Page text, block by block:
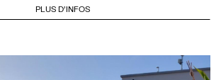
PLUS D'INFOS